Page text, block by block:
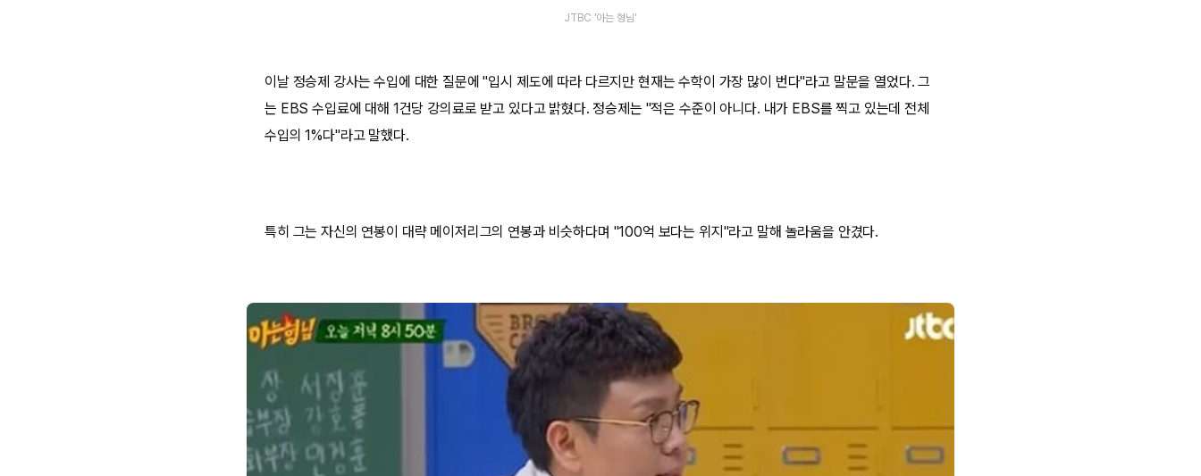
JTBC '아는 형님'
이날 정승제 강사는 수입에 대한 질문에 "입시 제도에 따라 다르지만 현재는 수학이 가장 많이 번다"라고 말문을 열었다. 그
는 EBS 수입료에 대해 1건당 강의료로 받고 있다고 밝혔다. 정승제는 "적은 수준이 아니다. 내가 EBS를 찍고 있는데 전체
수입의 1%다"라고 말했다.
특히 그는 자신의 연봉이 대략 메이저리그의 연봉과 비슷하다며 "100억 보다는 위지"라고 말해 놀라움을 안겼다.